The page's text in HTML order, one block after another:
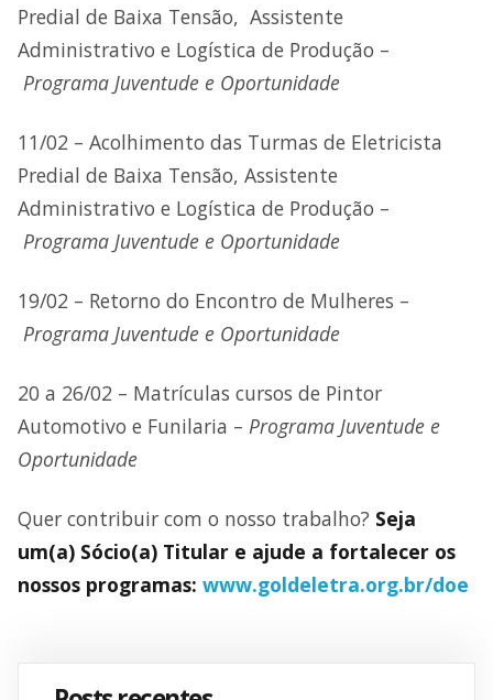
Predial de Baixa Tensão, Assistente
Administrativo e Logística de Produção –
Programa Juventude e Oportunidade
11/02 – Acolhimento das Turmas de Eletricista
Predial de Baixa Tensão, Assistente
Administrativo e Logística de Produção –
Programa Juventude e Oportunidade
19/02 – Retorno do Encontro de Mulheres –
Programa Juventude e Oportunidade
20 a 26/02 – Matrículas cursos de Pintor
Automotivo e Funilaria – Programa Juventude e
Oportunidade
Quer contribuir com o nosso trabalho? Seja
um(a) Sócio(a) Titular e ajude a fortalecer os
nossos programas: www.goldeletra.org.br/doe